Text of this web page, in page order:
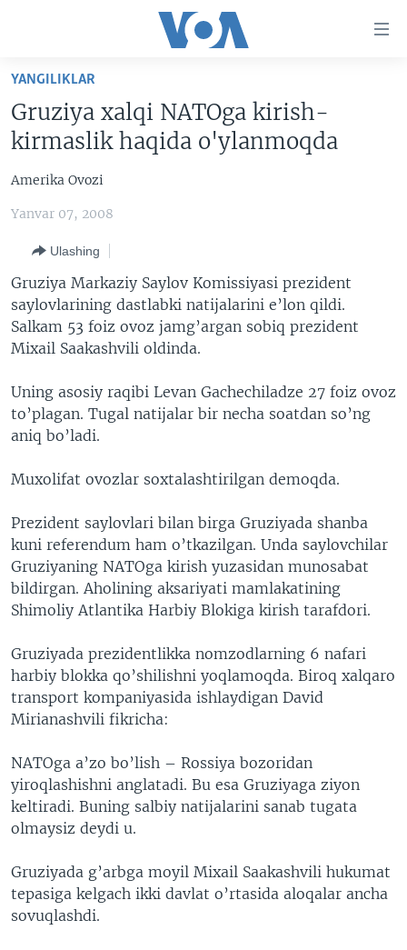
Boshiga
Qidiruvga
o'ting
AMERIKA
MULTIMEDIA
AMERIKA MANZARALARI
XALQARO HAYOT
VASHINGTON CHOYXONASI
MOBIL-SALOM!
VIDEO
IJTIMOIY TARMOQLAR
FACEBOOK
YOUTUBE
INSTAGRAM
ODNOKLASSNIKI
TWITTER
SOUNDCLOUD
INGLIZ TILI DARSLARI
EDITORIAL
Learning English
VOA
YANGILIKLAR
Gruziya xalqi NATOga kirish-
kirmaslik haqida o'ylanmoqda
Amerika Ovozi
Yanvar 07, 2008
Ulashing
Gruziya Markaziy Saylov Komissiyasi prezident
saylovlarining dastlabki natijalarini e’lon qildi.
Salkam 53 foiz ovoz jamg’argan sobiq prezident
Mixail Saakashvili oldinda.
Uning asosiy raqibi Levan Gachechiladze 27 foiz ovoz
to’plagan. Tugal natijalar bir necha soatdan so’ng
aniq bo’ladi.
Muxolifat ovozlar soxtalashtirilgan demoqda.
Prezident saylovlari bilan birga Gruziyada shanba
kuni referendum ham o’tkazilgan. Unda saylovchilar
Gruziyaning NATOga kirish yuzasidan munosabat
bildirgan. Aholining aksariyati mamlakatining
Shimoliy Atlantika Harbiy Blokiga kirish tarafdori.
Gruziyada prezidentlikka nomzodlarning 6 nafari
harbiy blokka qo’shilishni yoqlamoqda. Biroq xalqaro
transport kompaniyasida ishlaydigan David
Mirianashvili fikricha:
NATOga a’zo bo’lish – Rossiya bozoridan
yiroqlashishni anglatadi. Bu esa Gruziyaga ziyon
keltiradi. Buning salbiy natijalarini sanab tugata
olmaysiz deydi u.
Gruziyada g’arbga moyil Mixail Saakashvili hukumat
tepasiga kelgach ikki davlat o’rtasida aloqalar ancha
sovuqlashdi.